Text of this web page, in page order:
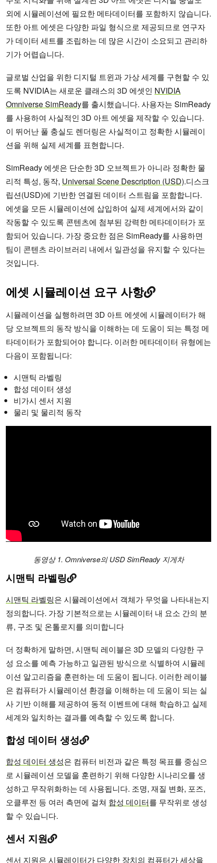
외에 시뮬레이션에 필요한 메타데이터를 포함하지 않습니다.
또한 아트 에셋은 다양한 파일 형식으로 제공되므로 연구자
가 데이터 세트를 조립하는 데 많은 시간이 소요되고 관리하
기가 어렵습니다.
글로벌 산업을 위한 디지털 트윈과 가상 세계를 구현할 수 있
도록 NVIDIA는 새로운 클래스의 3D 에셋인 NVIDIA
Omniverse SimReady를 출시했습니다. 사용자는 SimReady
를 사용하여 사실적인 3D 아트 에셋을 제작할 수 있습니다.
이 뛰어난 풀 충실도 렌더링은 사실적이고 정확한 시뮬레이
션을 위해 실제 세계를 표현합니다.
SimReady 에셋은 단순한 3D 오브젝트가 아니라 정확한 물
리적 특성, 동작, Universal Scene Description (USD).디스크
립션(USD)에 기반한 연결된 데이터 스트림을 포함합니다.
에셋을 모든 시뮬레이션에 삽입하여 실제 세계에서와 같이
작동할 수 있도록 콘텐츠에 첨부된 강력한 메타데이터가 포
함되어 있습니다. 가장 중요한 점은 SimReady를 사용하면
팀이 콘텐츠 라이브러리 내에서 일관성을 유지할 수 있다는
것입니다.
에셋 시뮬레이션 요구 사항
시뮬레이션을 실행하려면 3D 아트 에셋에 시뮬레이터가 해
당 오브젝트의 동작 방식을 이해하는 데 도움이 되는 특정 메
타데이터가 포함되어야 합니다. 이러한 메타데이터 유형에는
다음이 포함됩니다:
시맨틱 라벨링
합성 데이터 생성
비가시 센서 지원
물리 및 물리적 동작
동영상 1. Omniverse의 USD SimReady 지게차
시맨틱 라벨링
시맨틱 라벨링은 시뮬레이션에서 객체가 무엇을 나타내는지
정의합니다. 가장 기본적으로는 시뮬레이터 내 요소 간의 분
류, 구조 및 온톨로지를 의미합니다
더 정확하게 말하면, 시맨틱 레이블은 3D 모델의 다양한 구
성 요소를 예측 가능하고 일관된 방식으로 식별하여 시뮬레
이션 알고리즘을 훈련하는 데 도움이 됩니다. 이러한 레이블
은 컴퓨터가 시뮬레이션 환경을 이해하는 데 도움이 되는 실
사 기반 이해를 제공하여 동적 이벤트에 대해 학습하고 실제
세계와 일치하는 결과를 예측할 수 있도록 합니다.
합성 데이터 생성
합성 데이터 생성은 컴퓨터 비전과 같은 특정 목표를 중심으
로 시뮬레이션 모델을 훈련하기 위해 다양한 시나리오를 생
성하고 무작위화하는 데 사용됩니다. 조명, 재질 변화, 포즈,
오클루전 등 여러 측면에 걸쳐 합성 데이터를 무작위로 생성
할 수 있습니다.
센서 지원
센서 지원은 시뮬레이터가 다양한 장치의 컴퓨터가 세상을